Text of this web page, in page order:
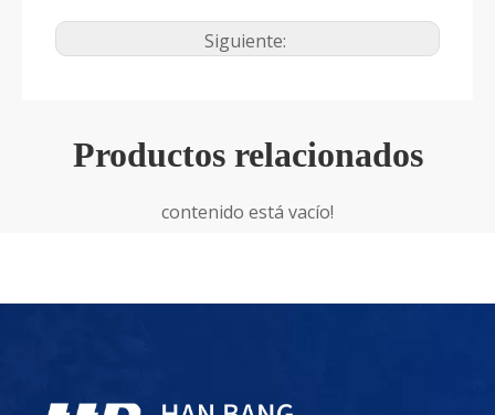
Siguiente:
Productos relacionados
contenido está vacío!